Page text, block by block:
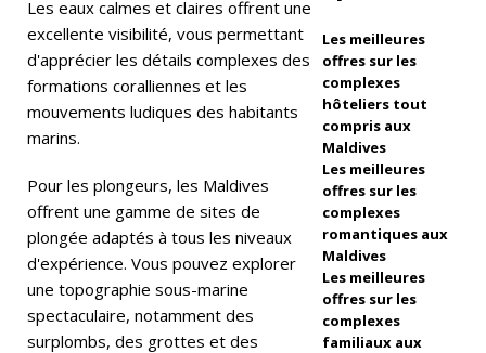
r
m
Les eaux calmes et claires offrent une
excellente visibilité, vous permettant
d'apprécier les détails complexes des
formations coralliennes et les
mouvements ludiques des habitants
marins.
Pour les plongeurs, les Maldives
offrent une gamme de sites de
plongée adaptés à tous les niveaux
d'expérience. Vous pouvez explorer
une topographie sous-marine
spectaculaire, notamment des
surplombs, des grottes et des
Les meilleures
offres sur les
complexes
hôteliers tout
compris aux
Maldives
Les meilleures
offres sur les
complexes
romantiques aux
Maldives
Les meilleures
offres sur les
complexes
familiaux aux